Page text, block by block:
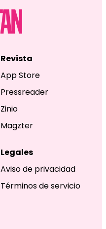
Revista
App Store
Pressreader
Zinio
Magzter
Legales
Aviso de privacidad
Términos de servicio